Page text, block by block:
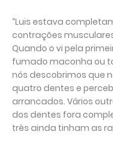
“Luis estava
contrações
Quando o vi pela
fumado maconha ou
nós descobrimos que
quatro dentes e
arrancados. Vários
dos dentes fora
três ainda tinham as